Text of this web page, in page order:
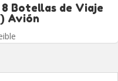
Botellas de Viaje
Avión